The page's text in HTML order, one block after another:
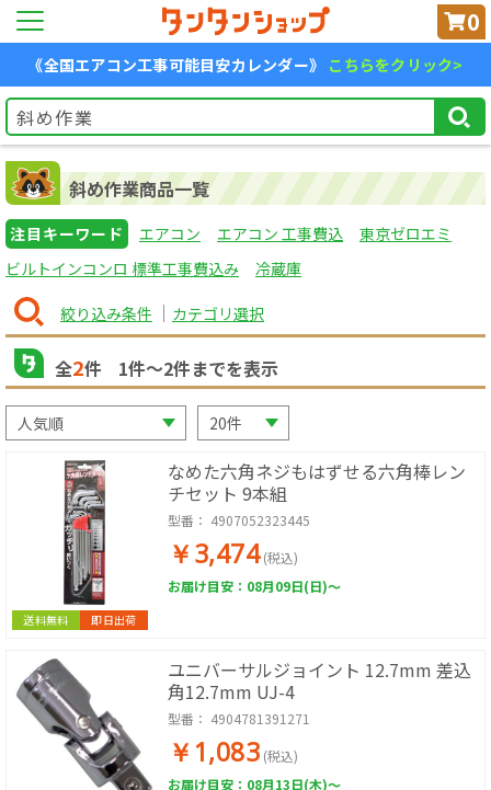
0
《全国エアコン工事可能目安カレンダー》 こちらをクリック>
斜め作業商品一覧
注目キーワード エアコン エアコン 工事費込
東京ゼロエミ
ビルトインコンロ 標準工事費込み
冷蔵庫
絞り込み条件 カテゴリ選択
全2件 1件〜2件までを表示
送料無料 即日出荷
なめた六角ネジもはずせる六角棒レン
チセット 9本組
型番： 4907052323445
￥3,474 (税込)
お届け目安：08月09日(日)～
ユニバーサルジョイント 12.7mm 差込
角12.7mm UJ-4
型番： 4904781391271
￥1,083 (税込)
お届け目安：08月13日(木)～